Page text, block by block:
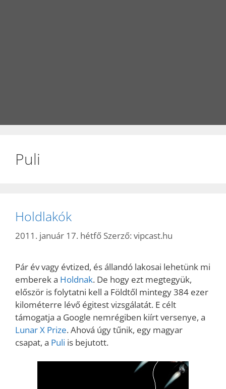
Puli
Holdlakók
2011. január 17. hétfő Szerző: vipcast.hu
Pár év vagy évtized, és állandó lakosai lehetünk mi
emberek a Holdnak. De hogy ezt megtegyük,
először is folytatni kell a Földtől mintegy 384 ezer
kilométerre lévő égitest vizsgálatát. E célt
támogatja a Google nemrégiben kiírt versenye, a
Lunar X Prize. Ahová úgy tűnik, egy magyar
csapat, a Puli is bejutott.